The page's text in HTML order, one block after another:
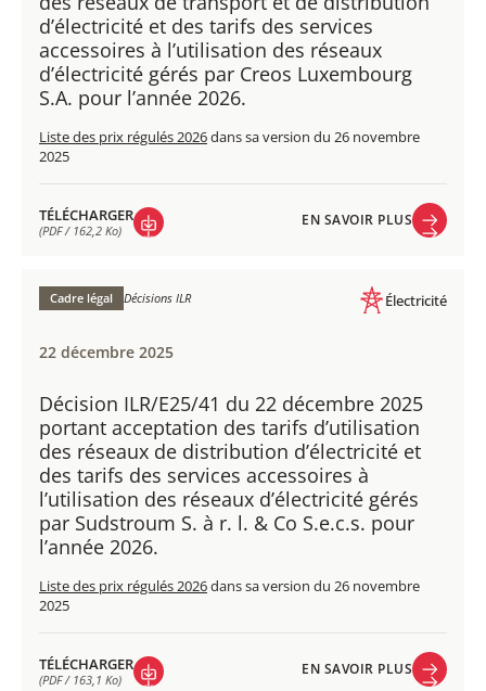
d’électricité et des tarifs des services
accessoires à l’utilisation des réseaux
d’électricité gérés par Creos Luxembourg
S.A. pour l’année 2026.
Liste des prix régulés 2026dans sa version du 26 novembre
2025
TÉLÉCHARGER
(PDF / 162,2 Ko)
(PDF / 162,2 Ko)
EN SAVOIR PLUS
Cadre légal Décisions ILR Électricité
22 décembre 2025
Décision ILR/E25/41 du 22 décembre 2025
portant acceptation des tarifs d’utilisation
des réseaux de distribution d’électricité et
des tarifs des services accessoires à
l’utilisation des réseaux d’électricité gérés
par Sudstroum S. à r. l. & Co S.e.c.s. pour
l’année 2026.
Liste des prix régulés 2026dans sa version du 26 novembre
2025
TÉLÉCHARGER
(PDF / 163,1 Ko)
EN SAVOIR PLUS